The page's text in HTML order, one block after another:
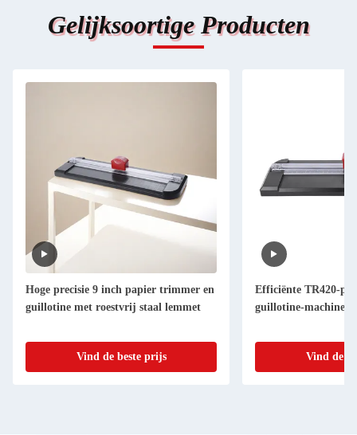
Gelijksoortige Producten
Hoge precisie 9 inch papier trimmer en
guillotine met roestvrij staal lemmet
Vind de beste prijs
Efficiënte TR420-
guillotine-machine
Vind de